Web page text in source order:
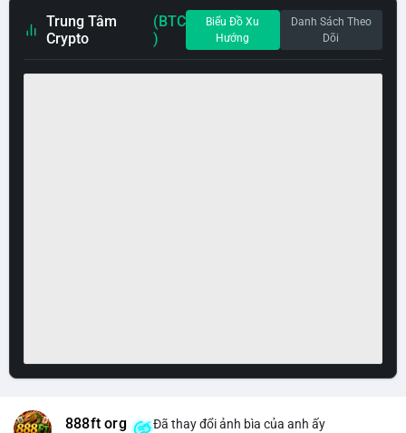
Trung Tâm
Crypto
(BTC
)
Biểu Đồ Xu
Hướng
Danh Sách Theo
Dõi
888ft org Đã thay đổi ảnh bìa của anh ấy